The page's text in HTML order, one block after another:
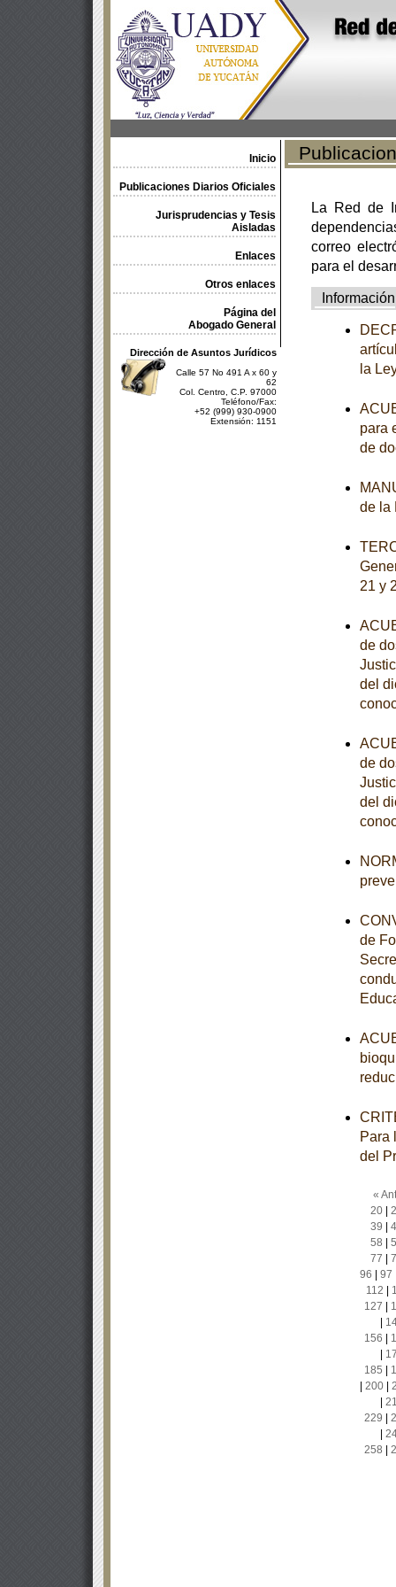
Inicio
Publicaciones Diarios Oficiales
Jurisprudencias y Tesis
Aisladas
Enlaces
Otros enlaces
Página del
Abogado General
Dirección de Asuntos Jurídicos
Calle 57 No 491 A x 60 y
62
Col. Centro, C.P. 97000
Teléfono/Fax:
+52 (999) 930-0900
Extensión: 1151
La Red de
correo
para el
Información
la
para
de
de la
21 y
de
del
de
del
de
Para
del
«
20|
39
58
77
96
97
112
127
156
185
200|
229
258